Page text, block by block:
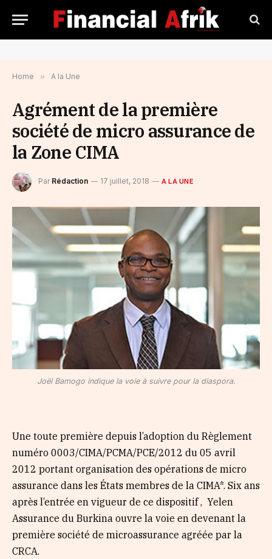
Home » A la Une
Agrément de la première
société de micro assurance de
la Zone CIMA
Par Rédaction 17 juillet, 2018 A LA UNE
Joël Bamogo indique la voie à suivre pour la diaspora.
Une toute première depuis l’adoption du Règlement
numéro 0003/CIMA/PCMA/PCE/2012 du 05 avril
2012 portant organisation des opérations de micro
assurance dans les États membres de la CIMA*. Six ans
après l’entrée en vigueur de ce dispositif , Yelen
Assurance du Burkina ouvre la voie en devenant la
première société de microassurance agréée par la
CRCA.